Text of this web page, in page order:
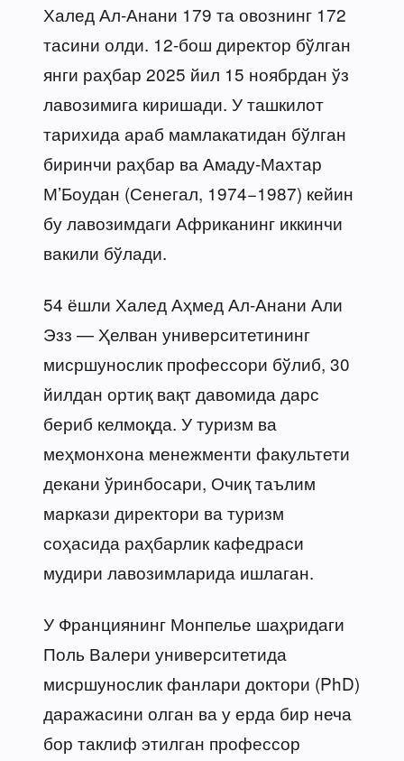
Халед Ал-Анани 179 та овознинг 172
тасини олди. 12-бош директор бўлган
янги раҳбар 2025 йил 15 ноябрдан ўз
лавозимига киришади. У ташкилот
тарихида араб мамлакатидан бўлган
биринчи раҳбар ва Амаду-Махтар
М’Боудан (Сенегал, 1974−1987) кейин
бу лавозимдаги Африканинг иккинчи
вакили бўлади.
54 ёшли Халед Аҳмед Ал-Анани Али
Эзз — Ҳелван университетининг
мисршунослик профессори бўлиб, 30
йилдан ортиқ вақт давомида дарс
бериб келмоқда. У туризм ва
меҳмонхона менежменти факультети
декани ўринбосари, Очиқ таълим
маркази директори ва туризм
соҳасида раҳбарлик кафедраси
мудири лавозимларида ишлаган.
У Франциянинг Монпелье шаҳридаги
Поль Валери университетида
мисршунослик фанлари доктори (PhD)
даражасини олган ва у ерда бир неча
бор таклиф этилган профессор